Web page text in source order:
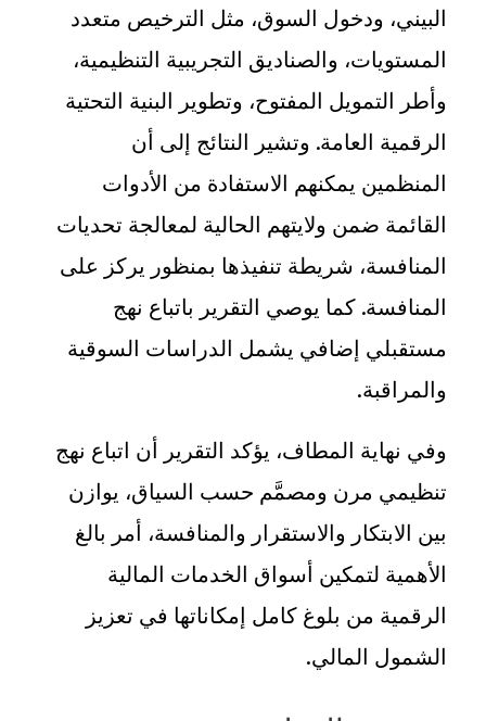
البيني، ودخول السوق، مثل الترخيص متعدد
المستويات، والصناديق التجريبية التنظيمية،
وأطر التمويل المفتوح، وتطوير البنية التحتية
الرقمية العامة. وتشير النتائج إلى أن
المنظمين يمكنهم الاستفادة من الأدوات
القائمة ضمن ولايتهم الحالية لمعالجة تحديات
المنافسة، شريطة تنفيذها بمنظور يركز على
المنافسة. كما يوصي التقرير باتباع نهج
مستقبلي إضافي يشمل الدراسات السوقية
والمراقبة.
وفي نهاية المطاف، يؤكد التقرير أن اتباع نهج
تنظيمي مرن ومصمَّم حسب السياق، يوازن
بين الابتكار والاستقرار والمنافسة، أمر بالغ
الأهمية لتمكين أسواق الخدمات المالية
الرقمية من بلوغ كامل إمكاناتها في تعزيز
الشمول المالي.